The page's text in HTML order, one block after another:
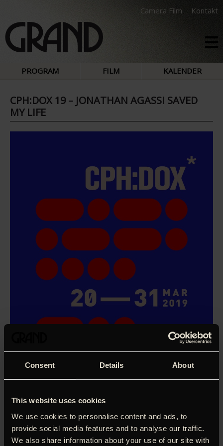
Consent Details About
This website uses cookies
We use cookies to personalise content and ads, to
provide social media features and to analyse our traffic.
We also share information about your use of our site with
Camera Film Kontakt
PROGRAM FILM KALENDER
CPH:DOX 19 – JONATHAN AGASSI SAVED
MY LIFE